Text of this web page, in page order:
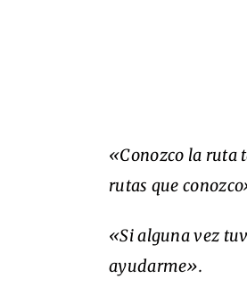
«Conozco la ruta
rutas que
«Si alguna vez
ayudarme».